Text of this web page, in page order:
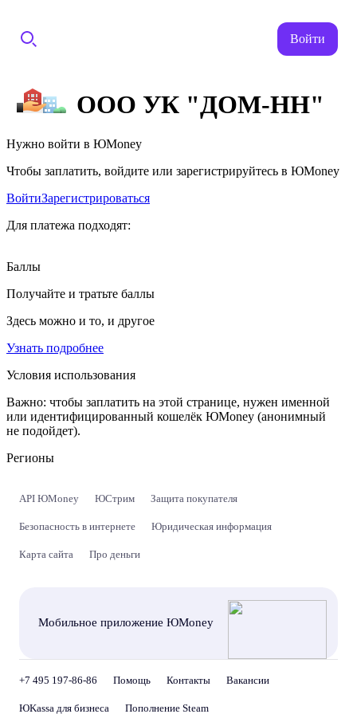
Войти
ООО УК "ДОМ-НН"
Нужно войти в ЮMoney
Чтобы заплатить, войдите или зарегистрируйтесь в ЮMoney
ВойтиЗарегистрироваться
Для платежа подходят:
Баллы
Получайте и тратьте баллы
Здесь можно и то, и другое
Узнать подробнее
Условия использования
Важно: чтобы заплатить на этой странице, нужен именной
или идентифицированный кошелёк ЮMoney (анонимный
не подойдет).
Регионы
API ЮMoney ЮСтрим Защита покупателя
Безопасность в интернете Юридическая информация
Карта сайта Про деньги
Мобильное приложение ЮMoney
+7 495 197-86-86 Помощь Контакты Вакансии
ЮKassa для бизнеса Пополнение Steam